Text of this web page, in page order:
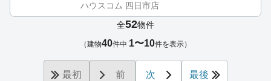
ハウスコム 四日市店
全52物件
（建物40件中 1〜10件を表示）
最初 前 次 最後